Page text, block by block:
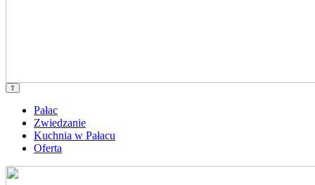
Pałac
Zwiedzanie
Kuchnia w Pałacu
Oferta